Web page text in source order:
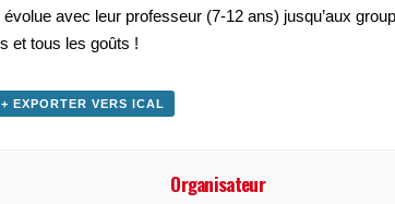
évolue avec leur professeur (7-12 ans) jusqu’aux
et tous les goûts !
+ EXPORTER VERS ICAL
Organisateur